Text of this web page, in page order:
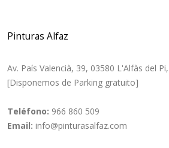
Pinturas Alfaz
Av. País Valencià, 39, 03580 L'Alfàs del
[Disponemos de Parking gratuito]
Teléfono: 966 860 509
Email: info@pinturasalfaz.com